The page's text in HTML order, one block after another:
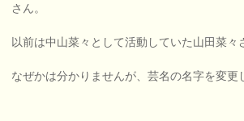
さん。
以前は中山菜々として活動していた山田菜々
なぜかは分かりませんが、芸名の名字を変更